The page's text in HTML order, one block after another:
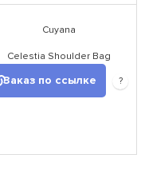
Cuyana
Celestia Shoulder Bag
Заказ по ссылке ?